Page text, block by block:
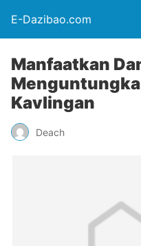
E-Dazibao.com
Manfaatkan
Kavlingan
Deach